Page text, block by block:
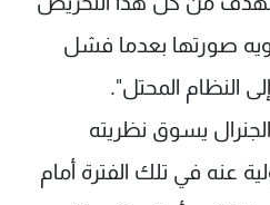
صورتها بعدما فشل
النظام المحتل".
يسوق نظريته
عنه في تلك الفترة أمام